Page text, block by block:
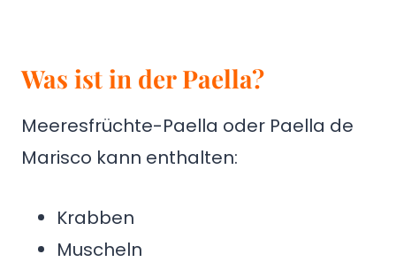
Was ist in der Paella?
Meeresfrüchte-Paella oder Paella de
Marisco kann enthalten:
Krabben
Muscheln